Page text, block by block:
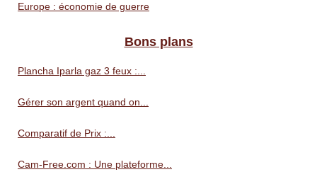
Europe : économie de guerre
Bons plans
Plancha Iparla gaz 3 feux :...
Gérer son argent quand on...
Comparatif de Prix :...
Cam-Free.com : Une plateforme...